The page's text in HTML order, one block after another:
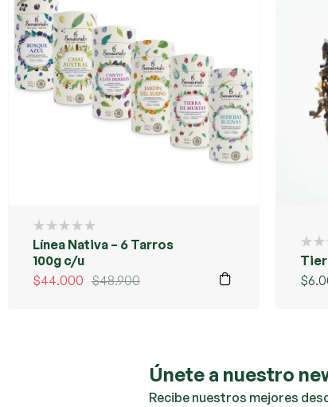
Línea Nativa – 6 Tarros
100g c/u
$48.900
$44.000
$
Únete a nuestro
Recibe nuestros mejores